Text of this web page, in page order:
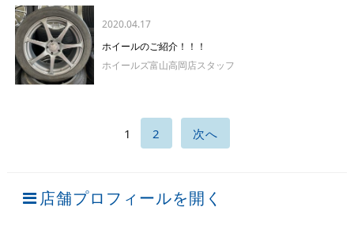
2020.04.17
ホイールのご紹介！！！
ホイールズ富山高岡店スタッフ
1 2 次へ
店舗プロフィールを開く